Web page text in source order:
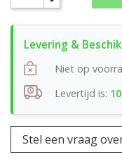
Niet op
Levertijd is:
Stel een vraag